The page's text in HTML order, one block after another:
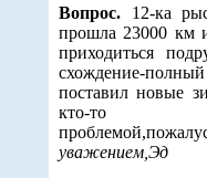
Вопрос. 12-ка
прошла 23000 км
приходиться
схождение-
поставил новые
кто-то
уважением,Эд